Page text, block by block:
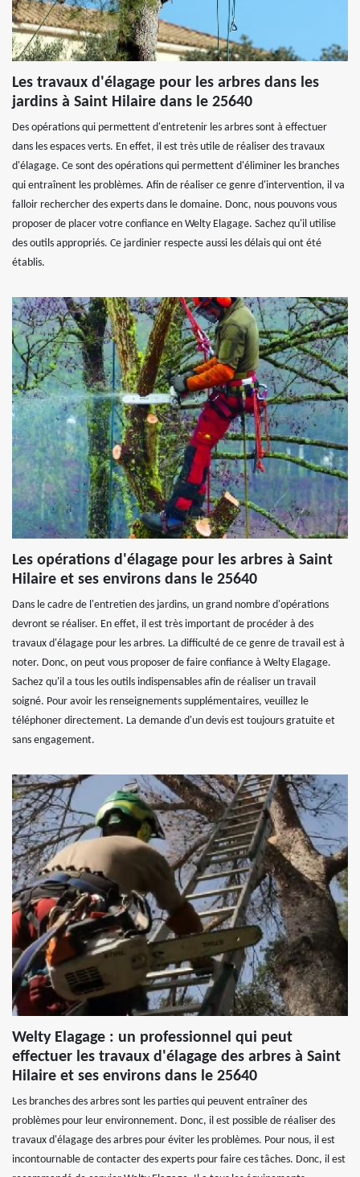
Les travaux d'élagage pour les arbres dans les
jardins à Saint Hilaire dans le 25640
Des opérations qui permettent d'entretenir les arbres sont à effectuer
dans les espaces verts. En effet, il est très utile de réaliser des travaux
d'élagage. Ce sont des opérations qui permettent d'éliminer les branches
qui entraînent les problèmes. Afin de réaliser ce genre d'intervention, il va
falloir rechercher des experts dans le domaine. Donc, nous pouvons vous
proposer de placer votre confiance en Welty Elagage. Sachez qu'il utilise
des outils appropriés. Ce jardinier respecte aussi les délais qui ont été
établis.
Les opérations d'élagage pour les arbres à Saint
Hilaire et ses environs dans le 25640
Dans le cadre de l'entretien des jardins, un grand nombre d'opérations
devront se réaliser. En effet, il est très important de procéder à des
travaux d'élagage pour les arbres. La difficulté de ce genre de travail est à
noter. Donc, on peut vous proposer de faire confiance à Welty Elagage.
Sachez qu'il a tous les outils indispensables afin de réaliser un travail
soigné. Pour avoir les renseignements supplémentaires, veuillez le
téléphoner directement. La demande d'un devis est toujours gratuite et
sans engagement.
Welty Elagage : un professionnel qui peut
effectuer les travaux d'élagage des arbres à Saint
Hilaire et ses environs dans le 25640
Les branches des arbres sont les parties qui peuvent entraîner des
problèmes pour leur environnement. Donc, il est possible de réaliser des
travaux d'élagage des arbres pour éviter les problèmes. Pour nous, il est
incontournable de contacter des experts pour faire ces tâches. Donc, il est